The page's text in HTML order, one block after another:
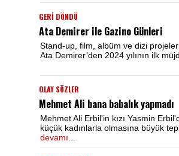
GERİ DÖNDÜ
Ata Demirer ile Gazino Günleri
Stand-up, film, albüm ve dizi
Ata Demirer’den 2024 yılının ilk
OLAY SÖZLER
Mehmet Ali bana babalık yapmadı
Mehmet Ali Erbil'in kızı Yasmin
küçük kadınlarla olmasına büyük
devamı...